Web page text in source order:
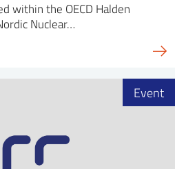
within the OECD Halden
Nuclear…
Event